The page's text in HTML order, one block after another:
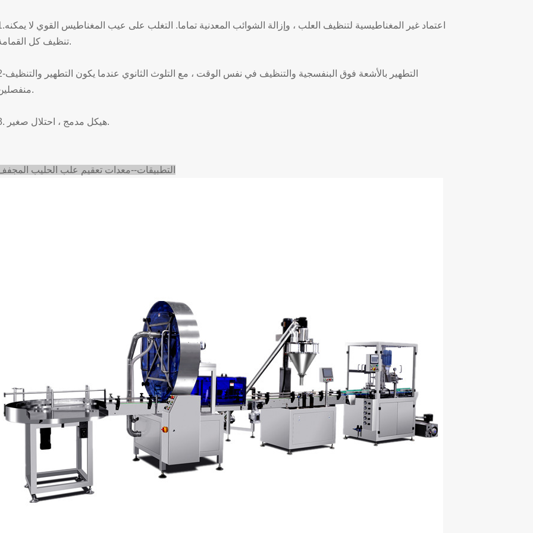
1.اعتماد غير المغناطيسية لتنظيف العلب ،
تنظيف كل القمامة.
2-التطهير بالأشعة فوق البنفسجية والتنظيف في نفس
منفصلين.
3. هيكل مدمج ، احتلال صغير.
التطبيقات--معدات تعقيم علب الحليب